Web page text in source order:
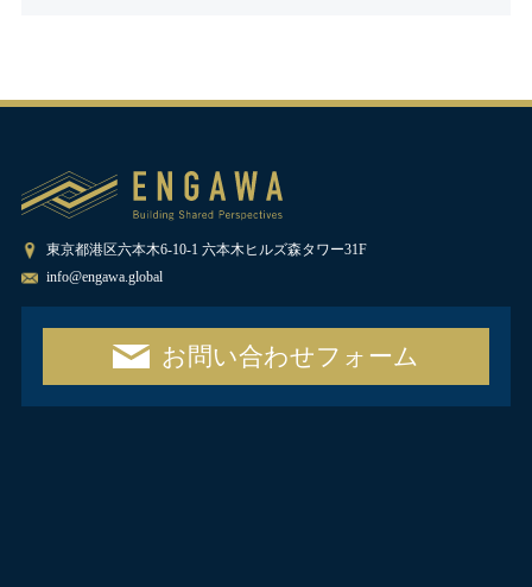
東京都港区六本木6-10-1 六本木ヒルズ森タワー31F
info@engawa.global
お問い合わせフォーム